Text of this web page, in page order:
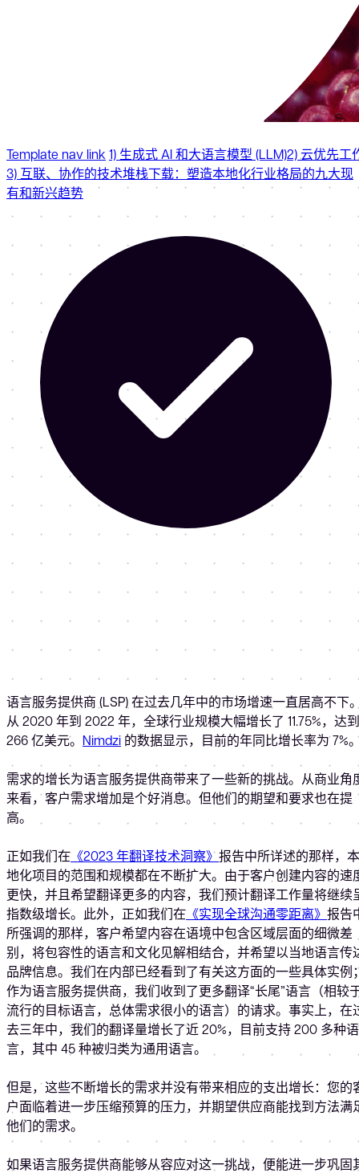
Template nav link 1) 生成式 AI 和大语言模型 (LLM)2) 云优先工
3) 互联、协作的技术堆栈下载：塑造本地化行业格局的九大现
有和新兴趋势
语言服务提供商 (LSP) 在过去几年中的市场增速一直居高不下
从 2020 年到 2022 年，全球行业规模大幅增长了 11.75%，达到
266 亿美元。 Nimdzi 的数据显示，目前的年同比增长率为 7%
需求的增长为语言服务提供商带来了一些新的挑战。从商业角
来看，客户需求增加是个好消息。但他们的期望和要求也在提
高。
正如我们在《2023 年翻译技术洞察》报告中所详述的那样，本
地化项目的范围和规模都在不断扩大。由于客户创建内容的速
更快，并且希望翻译更多的内容，我们预计翻译工作量将继续
指数级增长。此外，正如我们在《实现全球沟通零距离》 报告
所强调的那样，客户希望内容在语境中包含区域层面的细微差
别，将包容性的语言和文化见解相结合，并希望以当地语言传
品牌信息。我们在内部已经看到了有关这方面的一些具体实例
作为语言服务提供商，我们收到了更多翻译“长尾”语言（相较
流行的目标语言，总体需求很小的语言）的请求。事实上，在
去三年中，我们的翻译量增长了近 20%，目前支持 200 多种语
言，其中 45 种被归类为通用语言。
但是，这些不断增长的需求并没有带来相应的支出增长：您的
户面临着进一步压缩预算的压力，并期望供应商能找到方法满
他们的需求。
如果语言服务提供商能够从容应对这一挑战，便能进一步巩固